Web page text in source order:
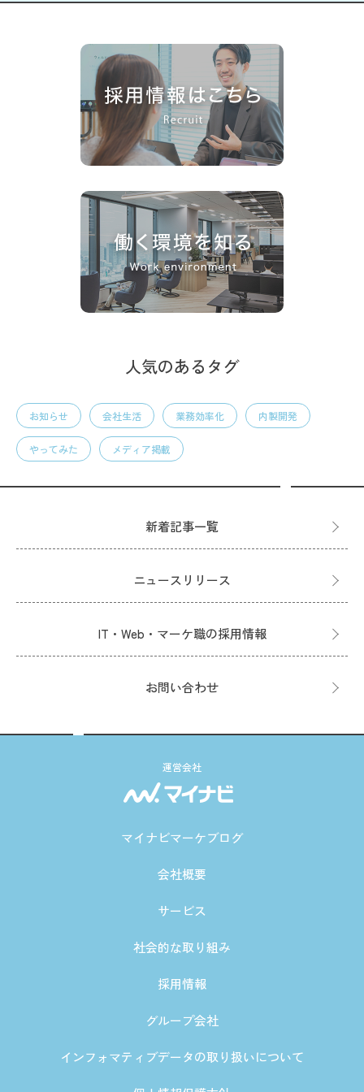
人気のあるタグ
お知らせ 会社生活 業務効率化 内製開発
やってみた メディア掲載
新着記事一覧
ニュースリリース
IT・Web・マーケ職の採用情報
お問い合わせ
運営会社
マイナビマーケブログ
会社概要
サービス
社会的な取り組み
採用情報
グループ会社
インフォマティブデータの取り扱いについて